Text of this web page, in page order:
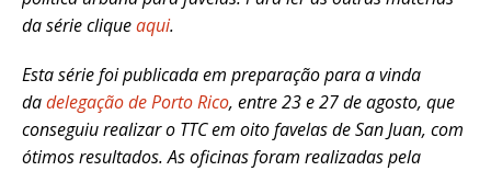
da série cliqueaqui.
Esta série foi publicada em preparação para a vinda
dadelegação de Porto Rico, entre 23 e 27 de agosto, que
conseguiu realizar o TTC em oito favelas de San Juan, com
ótimos resultados. As oficinas foram realizadas pela